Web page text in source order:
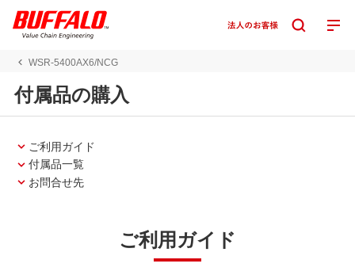
WSR-5400AX6/NCG
付属品の購入
ご利用ガイド
付属品一覧
お問合せ先
ご利用ガイド